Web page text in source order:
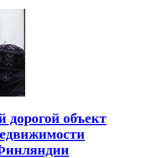
объект